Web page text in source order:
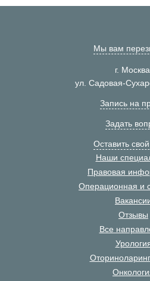
Мы вам
г. Москва,
ул. Садовая-
Запись на
Задать
Оставить
Наши
Правовая
Операционная и
Отзывы
Все